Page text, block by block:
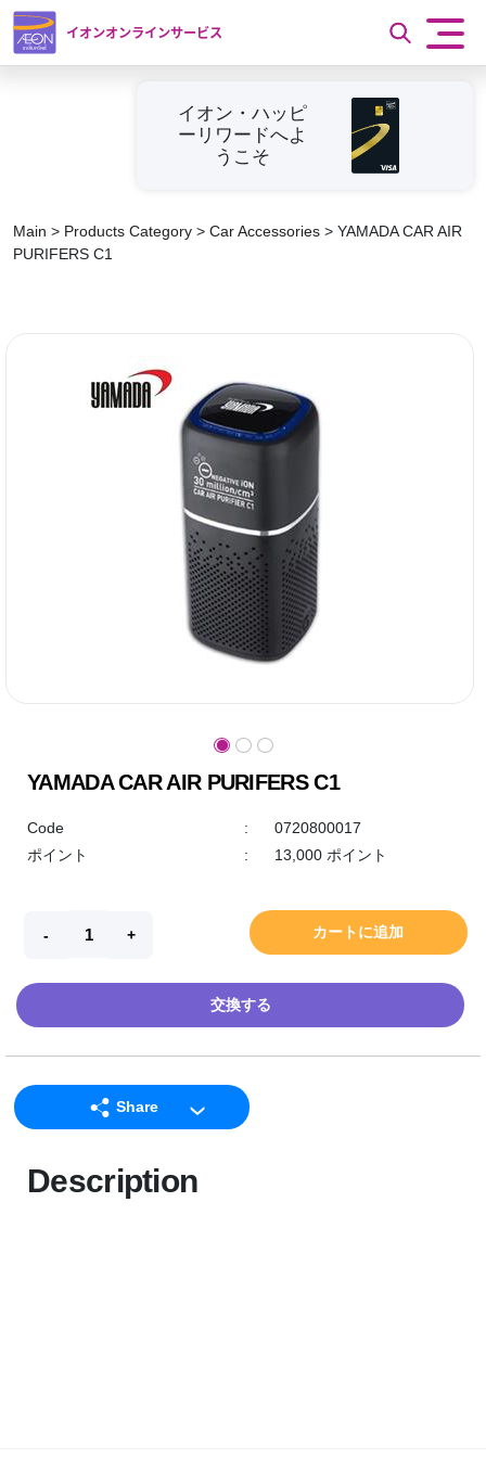
イオンオンラインサービス
イオン・ハッピ
ーリワードへよ
うこそ
Main > Products Category > Car Accessories > YAMADA CAR AIR
PURIFERS C1
YAMADA CAR AIR PURIFERS C1
Code :
0720800017
ポイント
: 13,000 ポイント
カートに追加
交換する
Share
Facebook
Description